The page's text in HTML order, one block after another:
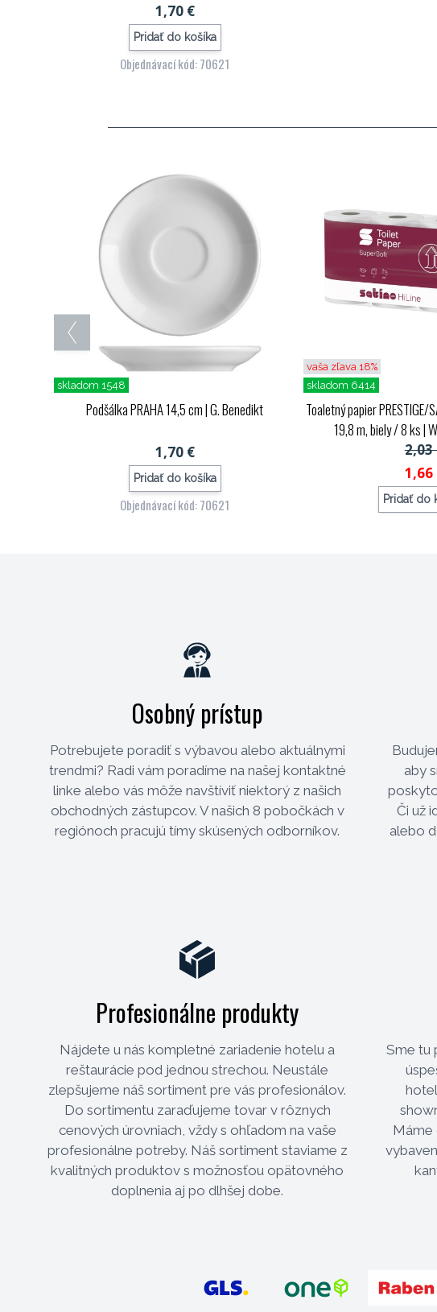
1,70 €
Pridať do košíka
Objednávací kód: 70621
skladom 1548
Podšálka PRAHA 14,5 cm| G. Benedikt
1,70 €
Pridať do košíka
Objednávací kód: 70621
vaša zľava 18%
skladom 6414
Toaletný papier PRESTIGE/
19,8 m, biely / 8 ks|
2,03
1,66
Pridať do
Osobný prístup
Potrebujete poradiť s výbavou alebo aktuálnymi
trendmi? Radi vám poradíme na našej kontaktné
linke alebo vás môže navštíviť niektorý z našich
obchodných zástupcov. V našich 8 pobočkách v
regiónoch pracujú tímy skúsených odborníkov.
aby
Či už
alebo
Profesionálne produkty
Nájdete u nás kompletné zariadenie hotelu a
reštaurácie pod jednou strechou. Neustále
zlepšujeme náš sortiment pre vás profesionálov.
Do sortimentu zaraďujeme tovar v rôznych
cenových úrovniach, vždy s ohľadom na vaše
profesionálne potreby. Náš sortiment staviame z
kvalitných produktov s možnosťou opätovného
doplnenia aj po dlhšej dobe.
Sme tu
Máme